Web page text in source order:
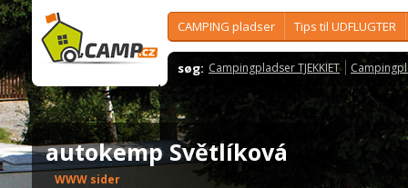
CAMPING pladser Tips til UDFLUGTER
søg: Campingpladser TJEKKIET
autokemp Světlíková
WWW sider